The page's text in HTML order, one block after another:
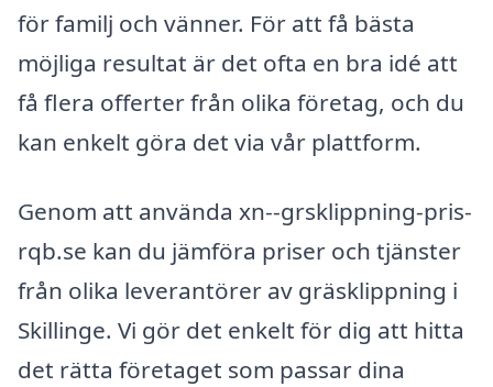
för familj och vänner. För att få bästa
möjliga resultat är det ofta en bra idé att
få flera offerter från olika företag, och du
kan enkelt göra det via vår plattform.
Genom att använda xn--grsklippning-pris-
rqb.se kan du jämföra priser och tjänster
från olika leverantörer av gräsklippning i
Skillinge. Vi gör det enkelt för dig att hitta
det rätta företaget som passar dina